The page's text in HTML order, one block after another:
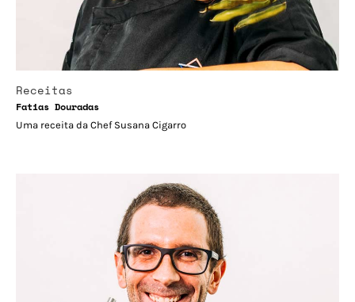
Receitas
Fatias Douradas
Uma receita da Chef Susana Cigarro